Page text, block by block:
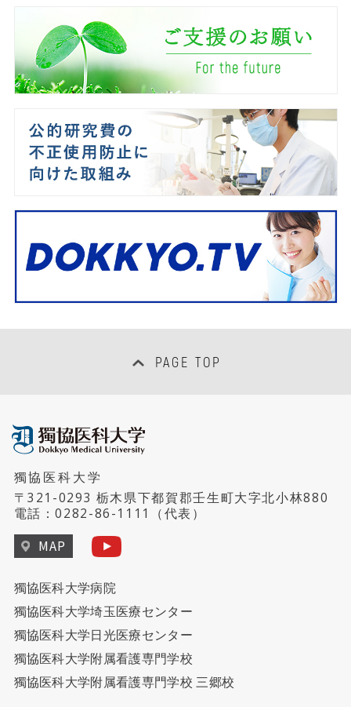
PAGE TOP
獨協医科大学
〒321-0293 栃木県下都賀郡壬生町大字北小林880
電話：0282-86-1111 （代表）
MAP
獨協医科大学病院
獨協医科大学埼玉医療センター
獨協医科大学日光医療センター
獨協医科大学附属看護専門学校
獨協医科大学附属看護専門学校 三郷校